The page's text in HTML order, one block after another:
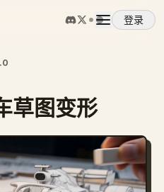
登录
草图变形